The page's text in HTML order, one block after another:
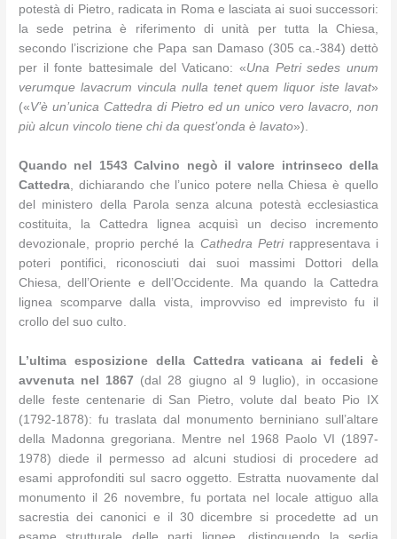
potestà di Pietro, radicata in Roma e lasciata ai suoi successori:
la sede petrina è riferimento di unità per tutta la Chiesa,
secondo l’iscrizione che Papa san Damaso (305 ca.-384) dettò
per il fonte battesimale del Vaticano: «Una Petri sedes unum
verumque lavacrum vincula nulla tenet quem liquor iste lavat»
(«V’è un’unica Cattedra di Pietro ed un unico vero lavacro, non
più alcun vincolo tiene chi da quest’onda è lavato»).
Quando nel 1543 Calvino negò il valore intrinseco della
Cattedra, dichiarando che l’unico potere nella Chiesa è quello
del ministero della Parola senza alcuna potestà ecclesiastica
costituita, la Cattedra lignea acquisì un deciso incremento
devozionale, proprio perché la Cathedra Petrirappresentava i
poteri pontifici, riconosciuti dai suoi massimi Dottori della
Chiesa, dell’Oriente e dell’Occidente. Ma quando la Cattedra
lignea scomparve dalla vista, improvviso ed imprevisto fu il
crollo del suo culto.
L’ultima esposizione della Cattedra vaticana ai fedeli è
avvenuta nel 1867 (dal 28 giugno al 9 luglio), in occasione
delle feste centenarie di San Pietro, volute dal beato Pio IX
(1792-1878): fu traslata dal monumento berniniano sull’altare
della Madonna gregoriana. Mentre nel 1968 Paolo VI (1897-
1978) diede il permesso ad alcuni studiosi di procedere ad
esami approfonditi sul sacro oggetto. Estratta nuovamente dal
monumento il 26 novembre, fu portata nel locale attiguo alla
sacrestia dei canonici e il 30 dicembre si procedette ad un